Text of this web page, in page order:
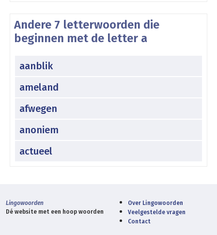
Andere 7 letterwoorden die
beginnen met de letter a
aanblik
ameland
afwegen
anoniem
actueel
Lingowoorden
Dé website met een hoop woorden
Over Lingowoorden
Veelgestelde vragen
Contact